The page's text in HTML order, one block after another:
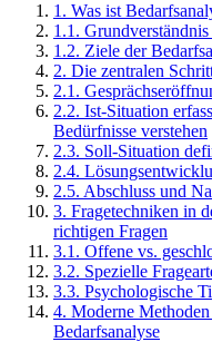
1 . Was ist
1 .1 .
1 .2. Ziele der
2. Die zentralen
2.1 .
2.2. Ist-Situation
Bedürfnisse verstehen
2.3. Soll-Situation
2.4.
2.5. Abschluss und
3. Fragetechniken in
richtigen Fragen
3.1 . Offene vs.
3.2. Spezielle
3.3. Psychologische
4. Moderne
Bedarfsanalyse